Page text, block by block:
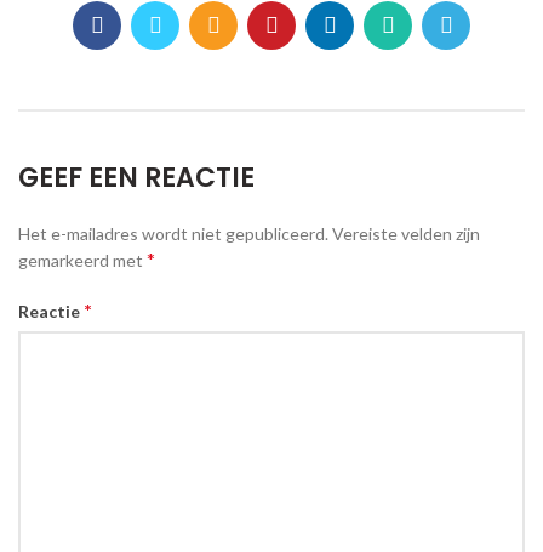
GEEF EEN REACTIE
Het e-mailadres wordt niet gepubliceerd.Vereiste velden zijn
gemarkeerd met *
Reactie *